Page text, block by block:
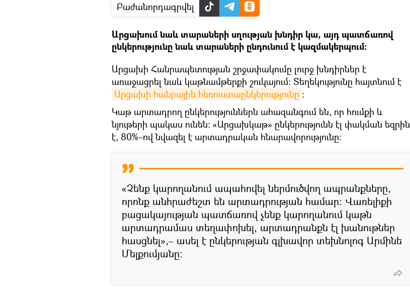
Բաժանորդագրվել
Արցախում նաև տարաների սղության խնդիր կա, այդ պատճառով
ընկերությունը նաև տարաների ընդունում է կազմակերպում։
Արցախի Հանրապետության շրջափակումը լուրջ խնդիրներ է
առաջացրել նաև կաթնամթերքի շուկայում: Տեղեկությունը հայտնում է
Արցախի հանրային հեռուստաընկերությունը ։
Կաթ արտադրող ընկերություններն ահազանգում են, որ հումքի և
նյութերի պակաս ունեն: «Արցախկաթ» ընկերությունն էլ փակման եզրին
է, 80%–ով նվազել է արտադրական հնարավորությունը։
«Չենք կարողանում ապահովել ներմուծվող ապրանքները,
որոնք անհրաժեշտ են արտադրության համար։ Վառելիքի
բացակայության պատճառով չենք կարողանում կաթն
արտադրամաս տեղափոխել, արտադրանքն էլ խանութներ
հասցնել»,– ասել է ընկերության գլխավոր տեխնոլոգ Արմինե
Մելքումյանը: